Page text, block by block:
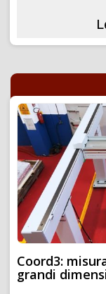
Coord3:
grandi